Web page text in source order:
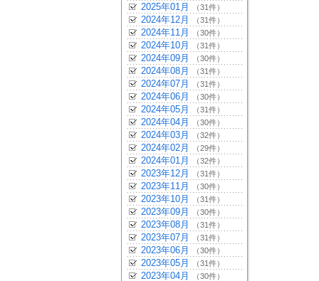
2025年01月 （31件）
2024年12月 （31件）
2024年11月 （30件）
2024年10月 （31件）
2024年09月 （30件）
2024年08月 （31件）
2024年07月 （31件）
2024年06月 （30件）
2024年05月 （31件）
2024年04月 （30件）
2024年03月 （32件）
2024年02月 （29件）
2024年01月 （32件）
2023年12月 （31件）
2023年11月 （30件）
2023年10月 （31件）
2023年09月 （30件）
2023年08月 （31件）
2023年07月 （31件）
2023年06月 （30件）
2023年05月 （31件）
2023年04月 （30件）